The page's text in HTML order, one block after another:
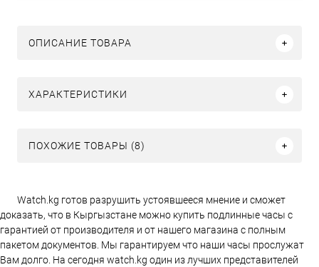
ОПИСАНИЕ ТОВАРА
ХАРАКТЕРИСТИКИ
ПОХОЖИЕ ТОВАРЫ (8)
Watch.kg готов разрушить устоявшееся мнение и сможет
доказать, что в Кыргызстане можно купить подлинные часы с
гарантией от производителя и от нашего магазина с полным
пакетом документов. Мы гарантируем что наши часы прослужат
Вам долго. На сегодня watch.kg один из лучших представителей